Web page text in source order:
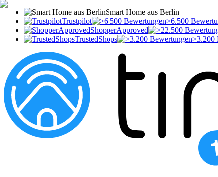
Smart Home aus Berlin
Trustpilot
>6.500
ShopperApproved
TrustedShops
>3.200